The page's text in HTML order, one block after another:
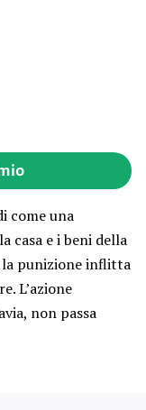
come una
casa e i beni della
la punizione inflitta
L’azione
non passa